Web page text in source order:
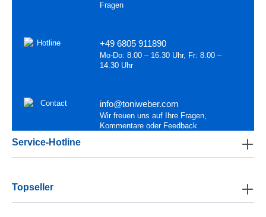
Fragen
+49 6805 911890
Mo-Do: 8.00 – 16.30 Uhr, Fr: 8.00 –
14.30 Uhr
info@toniweber.com
Wir freuen uns auf Ihre Fragen,
Kommentare oder Feedback
Service-Hotline
Topseller